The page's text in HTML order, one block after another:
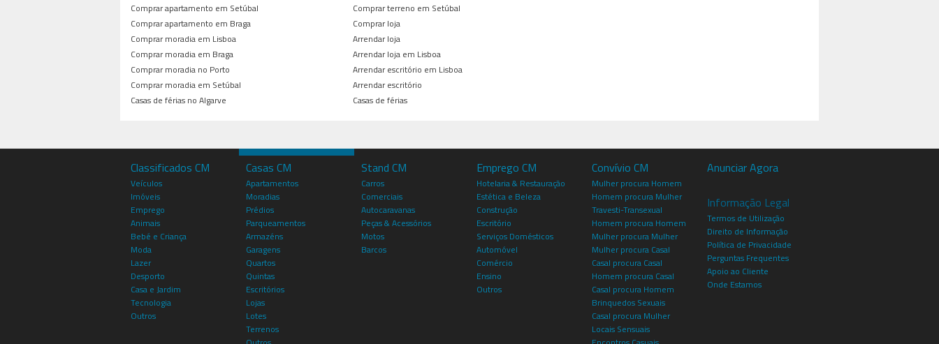
Comprar apartamento em Setúbal
Comprar apartamento em Braga
Comprar moradia em Lisboa
Comprar moradia em Braga
Comprar moradia no Porto
Comprar moradia em Setúbal
Casas de férias no Algarve
Comprar terreno em Setúbal
Comprar loja
Arrendar loja
Arrendar loja em Lisboa
Arrendar escritório em Lisboa
Arrendar escritório
Casas de férias
Classificados CM
Veículos
Imóveis
Emprego
Animais
Bebé e Criança
Moda
Lazer
Desporto
Casa e Jardim
Tecnologia
Outros
Casas CM
Apartamentos
Moradias
Prédios
Parqueamentos
Armazéns
Garagens
Quartos
Quintas
Escritórios
Lojas
Lotes
Terrenos
Stand CM
Carros
Comerciais
Autocaravanas
Peças & Acessórios
Motos
Barcos
Emprego CM
Hotelaria & Restauração
Estética e Beleza
Construção
Escritório
Serviços Domésticos
Automóvel
Comércio
Ensino
Outros
Convívio CM
Mulher procura Homem
Homem procura Mulher
Travesti-Transexual
Homem procura Homem
Mulher procura Mulher
Mulher procura Casal
Casal procura Casal
Homem procura Casal
Casal procura Homem
Brinquedos Sexuais
Casal procura Mulher
Locais Sensuais
Anunciar Agora
Informação Legal
Termos de Utilização
Direito de Informação
Política de Privacidade
Perguntas Frequentes
Apoio ao Cliente
Onde Estamos